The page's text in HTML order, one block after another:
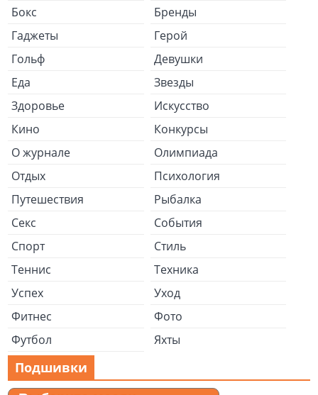
Бокс
Бренды
Гаджеты
Герой
Гольф
Девушки
Еда
Звезды
Здоровье
Искусство
Кино
Конкурсы
О журнале
Олимпиада
Отдых
Психология
Путешествия
Рыбалка
Секс
События
Спорт
Стиль
Теннис
Техника
Успех
Уход
Фитнес
Фото
Футбол
Яхты
Подшивки